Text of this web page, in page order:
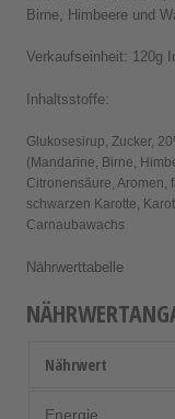
Birne, Himbeere und
Verkaufseinheit: 120g
Inhaltsstoffe:
Glukosesirup, Zucker,
(Mandarine, Birne,
Citronensäure, Aromen,
schwarzen Karotte,
Carnaubawachs
Nährwerttabelle
Nährwert
Energie